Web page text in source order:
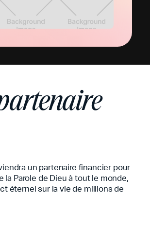
un partenaire financier pour
Parole de Dieu à tout le monde,
éternel sur la vie de millions de